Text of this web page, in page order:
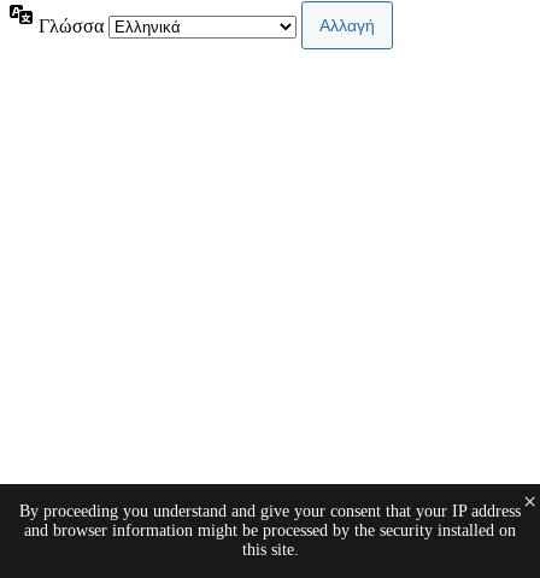
Γλώσσα
By proceeding you understand and give your consent that your IP address
and browser information might be processed by the security installed on
this site.
×